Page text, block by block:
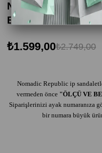
Nomadic Republic
Erkek Halat
₺2.749,00
₺1.599,00
Nomadic Republic ip
vermeden önce "ÖLÇÜ VE
Siparişlerinizi ayak numaranıza
bir numara büyük